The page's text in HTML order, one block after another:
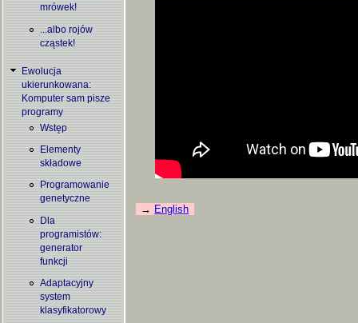
mrówek!
...albo rojów
cząstek!
Ewolucja
ukierunkowana:
Komputer sam pisze
programy
Wstęp
Elementy
składowe
Programowanie
genetyczne
Dla
programistów:
generator
funkcji
Adaptacyjny
system
klasyfikatorowy
English